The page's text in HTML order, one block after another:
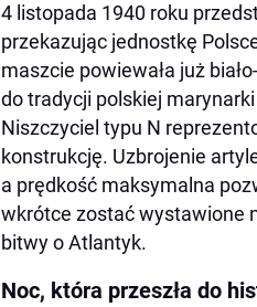
4 listopada 1940 roku
przekazując jednostkę
maszcie powiewała już
do tradycji polskiej
Niszczyciel typu N
konstrukcję. Uzbrojenie
a prędkość maksymalna
wkrótce zostać wystawione
bitwy o Atlantyk.
Noc, która przeszła do